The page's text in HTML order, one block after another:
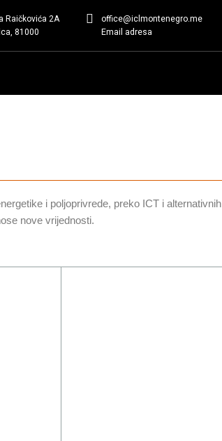
Raičkovića 2A
81000
office@iclmontenegro.me
Email adresa
i poljoprivrede, preko ICT i alternativnih
nove vrijednosti.